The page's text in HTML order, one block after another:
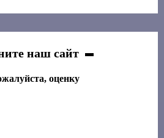
наш сайт
оценку